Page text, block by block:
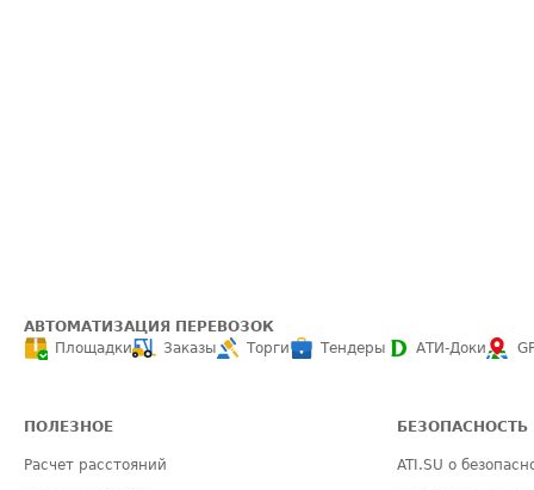
АВТОМАТИЗАЦИЯ ПЕРЕВОЗОК
Площадки
Заказы Торги Тендеры АТИ-Доки
ПОЛЕЗНОЕ
Расчет расстояний
БЕЗОПАСНОСТЬ
ATI.SU о